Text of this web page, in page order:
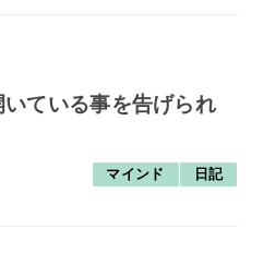
ている事を告げられ
マインド 日記